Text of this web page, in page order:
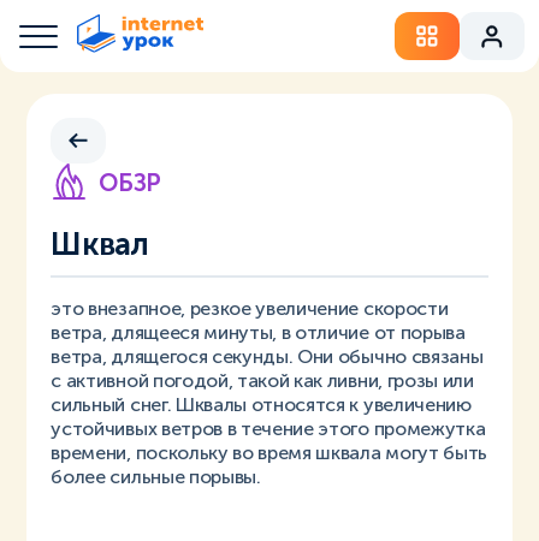
ОБЗР
Шквал
это внезапное, резкое увеличение скорости
ветра, длящееся минуты, в отличие от порыва
ветра, длящегося секунды. Они обычно связаны
с активной погодой, такой как ливни, грозы или
сильный снег. Шквалы относятся к увеличению
устойчивых ветров в течение этого промежутка
времени, поскольку во время шквала могут быть
более сильные порывы.